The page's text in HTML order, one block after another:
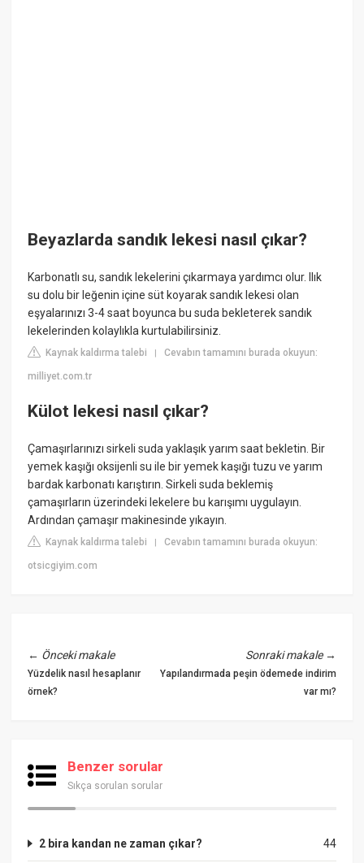
Beyazlarda sandık lekesi nasıl çıkar?
Karbonatlı su, sandık lekelerini çıkarmaya yardımcı olur. Ilık
su dolu bir leğenin içine süt koyarak sandık lekesi olan
eşyalarınızı 3-4 saat boyunca bu suda bekleterek sandık
lekelerinden kolaylıkla kurtulabilirsiniz.
Kaynak kaldırma talebi |Cevabın tamamını burada okuyun:
milliyet.com.tr
Külot lekesi nasıl çıkar?
Çamaşırlarınızı sirkeli suda yaklaşık yarım saat bekletin. Bir
yemek kaşığı oksijenli su ile bir yemek kaşığı tuzu ve yarım
bardak karbonatı karıştırın. Sirkeli suda beklemiş
çamaşırların üzerindeki lekelere bu karışımı uygulayın.
Ardından çamaşır makinesinde yıkayın.
Kaynak kaldırma talebi |Cevabın tamamını burada okuyun:
otsicgiyim.com
← Önceki makale
Yüzdelik nasıl hesaplanır
örnek?
Sonraki makale→
Yapılandırmada peşin ödemede indirim
var mı?
Benzer sorular
Sıkça sorulan sorular
44
2 bira kandan ne zaman çıkar?